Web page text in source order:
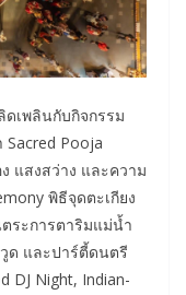
ดเพลินกับกิจกรรม
Pooja
แสงสว่าง และความ
พิธีจุดตะเกียง
ระการตาริมแม่น้ำ
ด และปาร์ตี้ดนตรี
DJ Night, Indian-